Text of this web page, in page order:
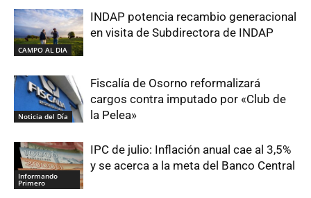
CAMPO AL DIA
INDAP potencia recambio generacional
en visita de Subdirectora de INDAP
Noticia del Día
Fiscalía de Osorno reformalizará
cargos contra imputado por «Club de
la Pelea»
Informando
Primero
IPC de julio: Inflación anual cae al 3,5%
y se acerca a la meta del Banco Central